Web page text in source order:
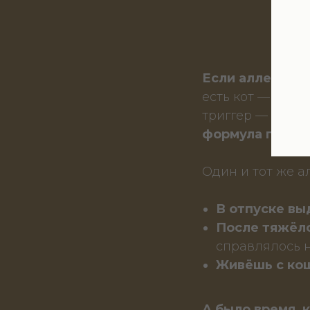
Если аллергия
есть кот — есть
триггер — есть
формула
Один и тот же
В отпуске
После
справлялось
Живёшь с